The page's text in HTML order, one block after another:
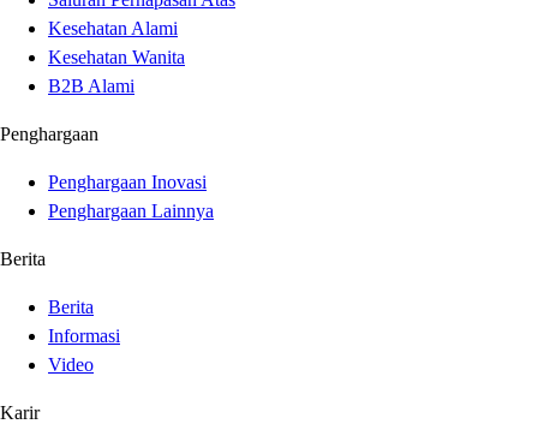
Kesehatan Alami
Kesehatan Wanita
B2B Alami
Penghargaan
Penghargaan Inovasi
Penghargaan Lainnya
Berita
Berita
Informasi
Video
Karir